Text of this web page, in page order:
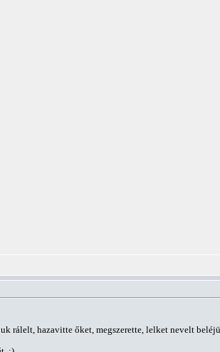
rálelt, hazavitte őket, megszerette, lelket nevelt